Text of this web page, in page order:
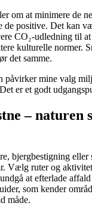
om at minimere de
de positive. Det kan
CO₂-udledning til
kulturelle normer.
det samme.
påvirker mine valg
er et godt
– naturen
bjergbestigning eller
Vælg ruter og
at efterlade
som kender
måde.